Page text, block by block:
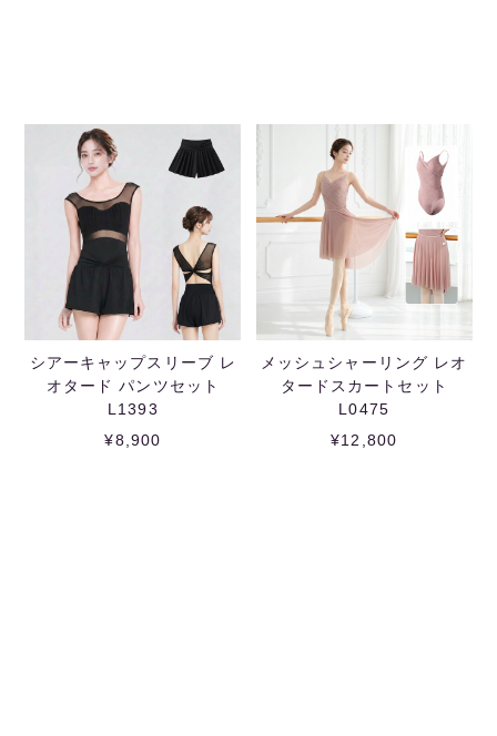
シアーキャップスリーブ レ
オタード パンツセット
L1393
¥8,900
メッシュシャーリング レオ
タードスカートセット
L0475
¥12,800